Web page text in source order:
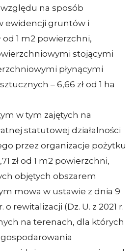
na sposób
ewidencji gruntów i
od 1 m2 powierzchni,
stojącymi
płynącymi
– 6,66 zł od 1 ha
w tym zajętych na
statutowej działalności
przez organizacje pożytku
zł od 1 m2 powierzchni,
objętych obszarem
mowa w ustawie z dnia 9
o rewitalizacji (Dz. U. z 2021 r.
na terenach, dla których